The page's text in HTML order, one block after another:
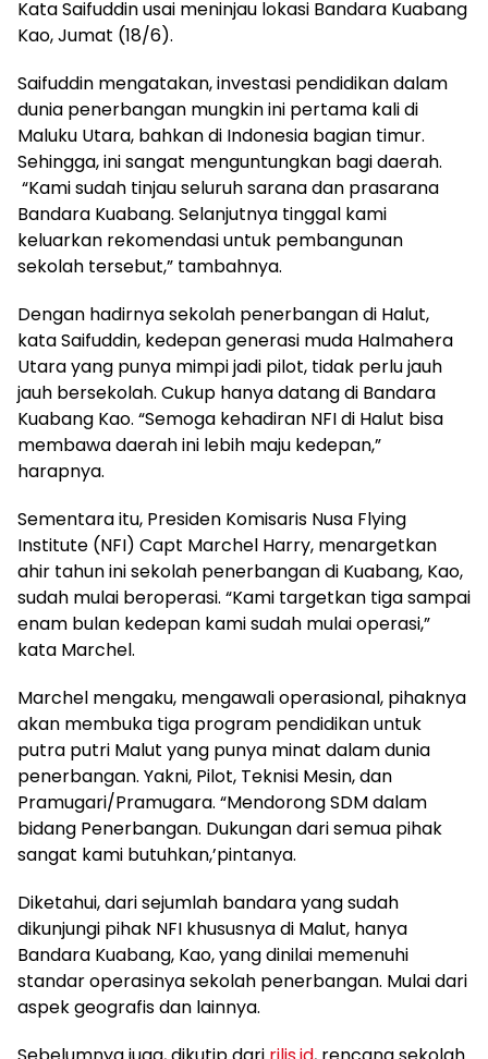
Kata Saifuddin usai meninjau lokasi Bandara Kuabang
Kao, Jumat (18/6).
Saifuddin mengatakan, investasi pendidikan dalam
dunia penerbangan mungkin ini pertama kali di
Maluku Utara, bahkan di Indonesia bagian timur.
Sehingga, ini sangat menguntungkan bagi daerah.
“Kami sudah tinjau seluruh sarana dan prasarana
Bandara Kuabang. Selanjutnya tinggal kami
keluarkan rekomendasi untuk pembangunan
sekolah tersebut,” tambahnya.
Dengan hadirnya sekolah penerbangan di Halut,
kata Saifuddin, kedepan generasi muda Halmahera
Utara yang punya mimpi jadi pilot, tidak perlu jauh
jauh bersekolah. Cukup hanya datang di Bandara
Kuabang Kao. “Semoga kehadiran NFI di Halut bisa
membawa daerah ini lebih maju kedepan,”
harapnya.
Sementara itu, Presiden Komisaris Nusa Flying
Institute (NFI) Capt Marchel Harry, menargetkan
ahir tahun ini sekolah penerbangan di Kuabang, Kao,
sudah mulai beroperasi. “Kami targetkan tiga sampai
enam bulan kedepan kami sudah mulai operasi,”
kata Marchel.
Marchel mengaku, mengawali operasional, pihaknya
akan membuka tiga program pendidikan untuk
putra putri Malut yang punya minat dalam dunia
penerbangan. Yakni, Pilot, Teknisi Mesin, dan
Pramugari/Pramugara. “Mendorong SDM dalam
bidang Penerbangan. Dukungan dari semua pihak
sangat kami butuhkan,’pintanya.
Diketahui, dari sejumlah bandara yang sudah
dikunjungi pihak NFI khususnya di Malut, hanya
Bandara Kuabang, Kao, yang dinilai memenuhi
standar operasinya sekolah penerbangan. Mulai dari
aspek geografis dan lainnya.